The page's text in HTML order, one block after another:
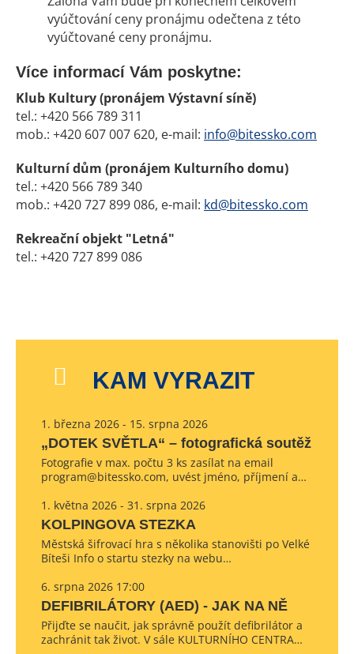
vyúčtování ceny pronájmu odečtena z této
vyúčtované ceny pronájmu.
Více informací Vám poskytne:
Klub Kultury (pronájem Výstavní síně)
tel.: +420 566 789 311
mob.: +420 607 007 620, e-mail: info@bitessko.com
Kulturní dům (pronájem Kulturního domu)
tel.: +420 566 789 340
mob.: +420 727 899 086, e-mail: kd@bitessko.com
Rekreační objekt "Letná"
tel.: +420 727 899 086
KAM VYRAZIT
1. března 2026 - 15. srpna 2026
„DOTEK SVĚTLA“ – fotografická soutěž
Fotografie v max. počtu 3 ks zasílat na email
program@bitessko.com, uvést jméno, příjmení a…
1. května 2026 - 31. srpna 2026
KOLPINGOVA STEZKA
Městská šifrovací hra s několika stanovišti po Velké
Bíteši Info o startu stezky na webu…
6. srpna 2026 17:00
DEFIBRILÁTORY (AED) - JAK NA NĚ
Přijďte se naučit, jak správně použít defibrilátor a
zachránit tak život. V sále KULTURNÍHO CENTRA…